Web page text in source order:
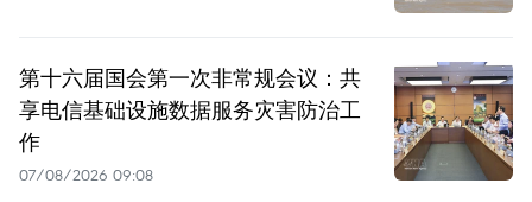
第十六届国会第一次非常规会议：共
享电信基础设施数据服务灾害防治工
作
07/08/2026 09:08